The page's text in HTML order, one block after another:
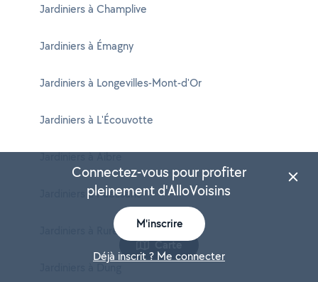
Jardiniers à Champlive
Jardiniers à Émagny
Jardiniers à Longevilles-Mont-d'Or
Jardiniers à L'Écouvotte
Jardiniers à Aibre
Jardiniers à Puessans
Jardiniers à Rurey
Jardiniers à Dung
Carte
Connectez-vous pour profiter
pleinement d'AlloVoisins
M'inscrire
Déjà inscrit ? Me connecter